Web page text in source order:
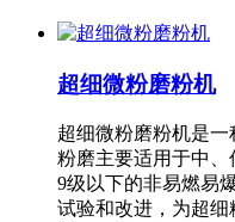
超细微粉磨粉机
超细微粉磨粉机是
粉磨主要适用于中、
9级以下的非易燃易
试验和改进，为超